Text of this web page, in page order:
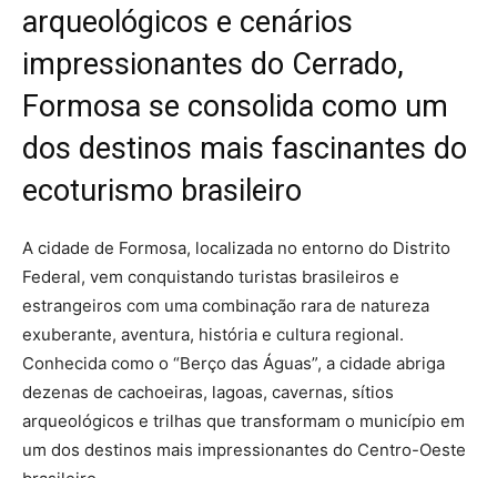
arqueológicos e cenários
impressionantes do Cerrado,
Formosa se consolida como um
dos destinos mais fascinantes do
ecoturismo brasileiro
A cidade de Formosa, localizada no entorno do Distrito
Federal, vem conquistando turistas brasileiros e
estrangeiros com uma combinação rara de natureza
exuberante, aventura, história e cultura regional.
Conhecida como o “Berço das Águas”, a cidade abriga
dezenas de cachoeiras, lagoas, cavernas, sítios
arqueológicos e trilhas que transformam o município em
um dos destinos mais impressionantes do Centro-Oeste